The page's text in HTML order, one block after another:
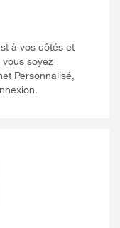
à vos côtés et
soyez
Personnalisé,